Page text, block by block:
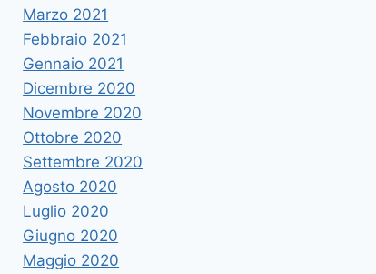
Marzo 2021
Febbraio 2021
Gennaio 2021
Dicembre 2020
Novembre 2020
Ottobre 2020
Settembre 2020
Agosto 2020
Luglio 2020
Giugno 2020
Maggio 2020